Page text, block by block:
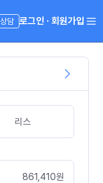
담 로그인 · 회원가입
리스
861,410원